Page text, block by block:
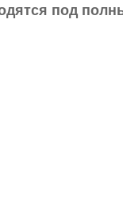
под